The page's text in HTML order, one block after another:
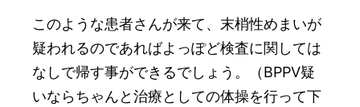
このような患者さんが来て、末梢性めまいが
疑われるのであればよっぽど検査に関しては
なしで帰す事ができるでしょう。（BPPV疑
いならちゃんと治療としての体操を行って下